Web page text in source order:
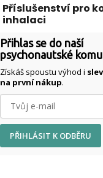
Příslušenství pro
inhalaci
Přihlas se do naší
psychonautské
Získáš spoustu výhod i
na první nákup.
PŘIHLÁSIT K ODBĚRU